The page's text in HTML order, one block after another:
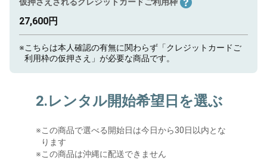
27,600円
※こちらは本人確認の有無に関わらず「クレジットカードご
利用枠の仮押さえ」が必要な商品です。
2.レンタル開始希望日を選ぶ
※この商品で選べる開始日は今日から30日以内とな
ります
※この商品は沖縄に配送できません